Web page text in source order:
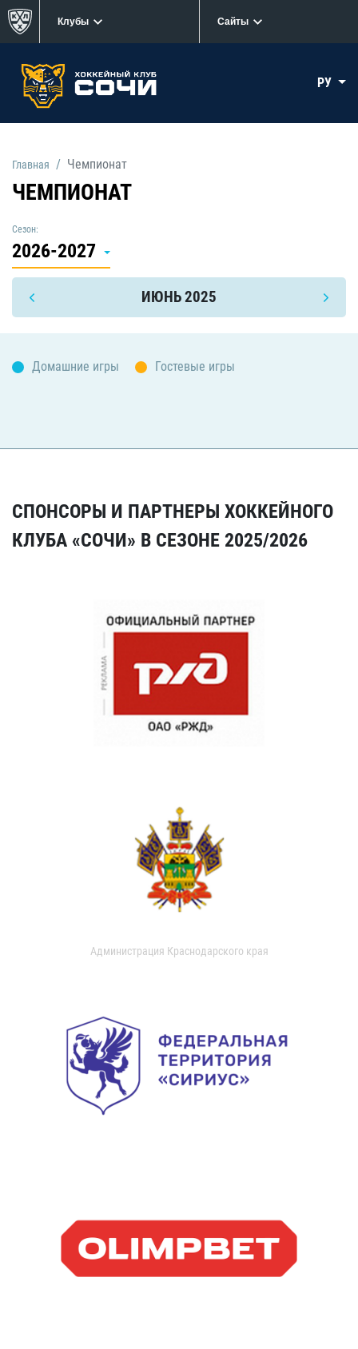
Клубы Сайты
РУ
Главная Чемпионат
ЧЕМПИОНАТ
Сезон:
2026-2027
ИЮНЬ 2025
Домашние игры Гостевые игры
СПОНСОРЫ И ПАРТНЕРЫ ХОККЕЙНОГО
КЛУБА «СОЧИ» В СЕЗОНЕ 2025/2026
Администрация Краснодарского края